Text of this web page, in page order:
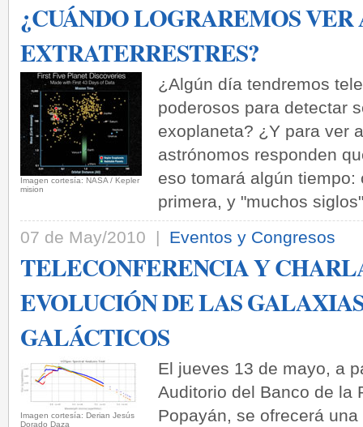
¿CUÁNDO LOGRAREMOS VER
EXTRATERRESTRES?
­Imagen cortesía: NASA / Kepler
mision
¿Algún día tendremos
poderosos para detectar
exoplaneta? ¿Y para ver
astrónomos responden
eso tomará algún
primera, y "muchos
07 de May/2010 | Eventos y Congresos
TELECONFERENCIA Y
EVOLUCIÓN DE LAS
GALÁCTICOS
­Imagen cortesía: Derian Jesús
Dorado Daza
El jueves 13 de mayo, a
Auditorio del Banco de la
Popayán, se ofrecerá